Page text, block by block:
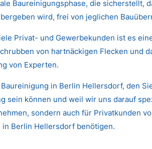
Baureinigungsphase, die sicherstellt,
wird, frei von jeglichen
Privat- und Gewerbekunden ist es
von hartnäckigen Flecken
von Experten.
in Berlin Hellersdorf, den
sein können und weil wir uns darauf
sondern auch für Privatkunden
Berlin Hellersdorf benötigen.